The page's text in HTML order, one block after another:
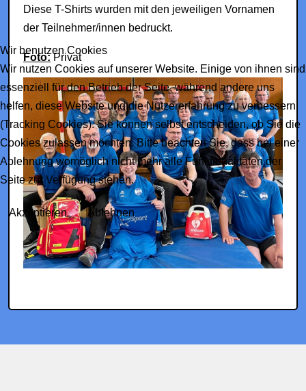
Diese T-Shirts wurden mit den jeweiligen Vornamen
der Teilnehmer/innen bedruckt.
Foto:Privat
Wir benutzen Cookies
Wir nutzen Cookies auf unserer Website. Einige von ihnen sind
essenziell für den Betrieb der Seite, während andere uns
helfen, diese Website und die Nutzererfahrung zu verbessern
(Tracking Cookies). Sie können selbst entscheiden, ob Sie die
Cookies zulassen möchten. Bitte beachten Sie, dass bei einer
Ablehnung womöglich nicht mehr alle Funktionalitäten der
Seite zur Verfügung stehen.
Akzeptieren Ablehnen